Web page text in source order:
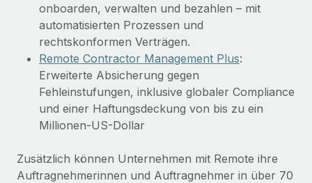
onboarden, verwalten und bezahlen – mit
automatisierten Prozessen und
rechtskonformen Verträgen.
Remote Contractor Management Plus:
Erweiterte Absicherung gegen
Fehleinstufungen, inklusive globaler Compliance
und einer Haftungsdeckung von bis zu ein
Millionen-US-Dollar
Zusätzlich können Unternehmen mit Remote ihre
Auftragnehmerinnen und Auftragnehmer in über 70